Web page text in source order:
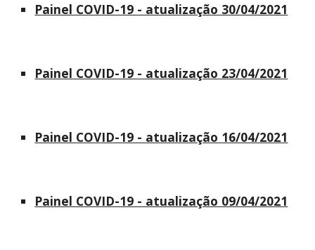
Painel COVID-19 - atualização 30/04/2021
Painel COVID-19 - atualização 23/04/2021
Painel COVID-19 - atualização 16/04/2021
Painel COVID-19 - atualização 09/04/2021